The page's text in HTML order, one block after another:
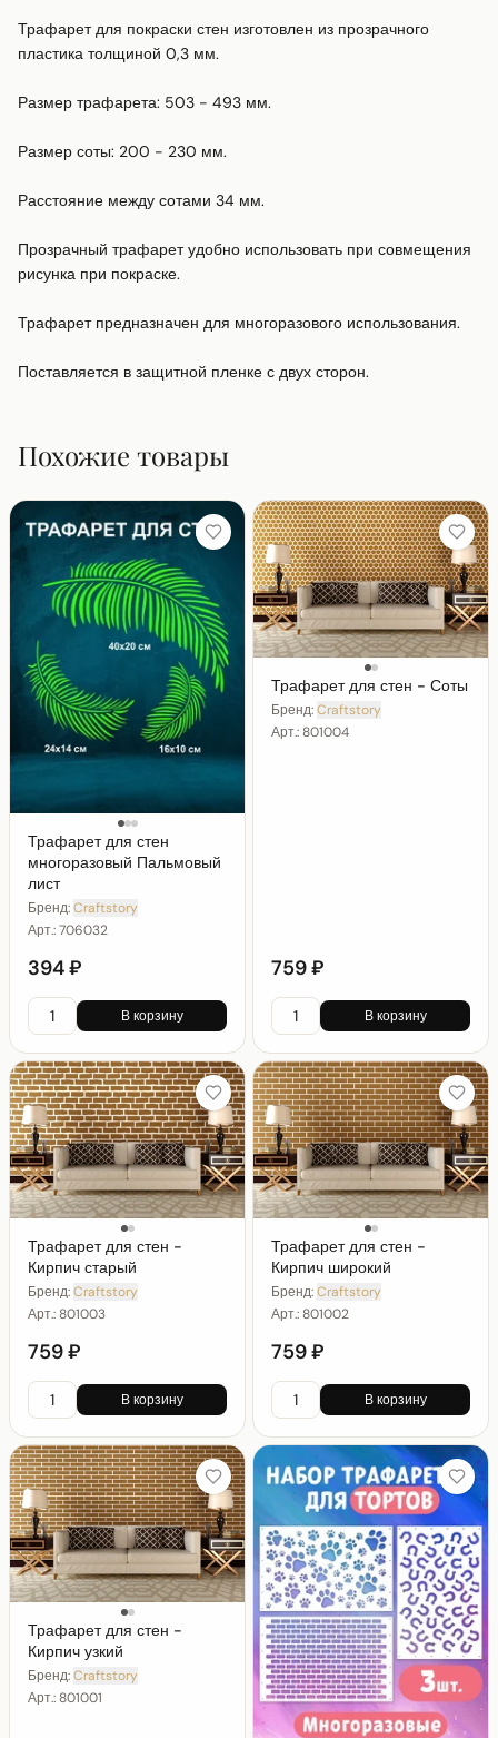
Трафарет для покраски стен изготовлен из прозрачного
пластика толщиной 0,3 мм.
Размер трафарета: 503 - 493 мм.
Размер соты: 200 - 230 мм.
Расстояние между сотами 34 мм.
Прозрачный трафарет удобно использовать при совмещения
рисунка при покраске.
Трафарет предназначен для многоразового использования.
Поставляется в защитной пленке с двух сторон.
Похожие товары
Трафарет для стен
многоразовый Пальмовый
лист
Бренд:Craftstory
Арт.:706032
394 ₽
В корзину
Трафарет для стен - Соты
Бренд:Craftstory
Арт.:801004
759 ₽
В корзину
Трафарет для стен -
Кирпич старый
Бренд:Craftstory
Арт.:801003
759 ₽
В корзину
Трафарет для стен -
Кирпич широкий
Бренд:Craftstory
Арт.:801002
759 ₽
В корзину
Трафарет для стен -
Кирпич узкий
Бренд:Craftstory
Арт.:801001